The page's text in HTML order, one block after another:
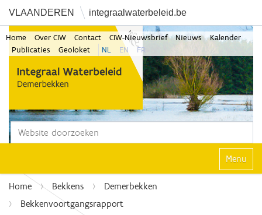
VLAANDEREN integraalwaterbeleid.be
Zoek
Home Over CIW Contact CIW-Nieuwsbrief Nieuws
Kalender
Publicaties
Geoloket NL EN FR
Klap
Home Bekkens
Demerbekken
Bekkenvoortgangsrapport